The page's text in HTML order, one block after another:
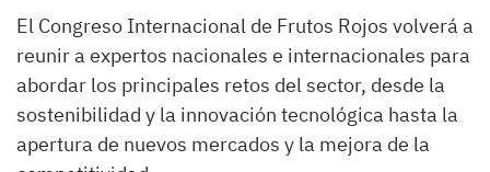
El Congreso Internacional de Frutos Rojos volverá a
reunir a expertos nacionales e internacionales para
abordar los principales retos del sector, desde la
sostenibilidad y la innovación tecnológica hasta la
apertura de nuevos mercados y la mejora de la